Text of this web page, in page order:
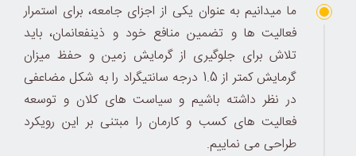
ما میدانیم به عنوان یکی از اجزای جامعه، برای استمرار
فعالیت ها و تضمین منافع خود و ذینفعانمان، باید
تلاش برای جلوگیری از گرمایش زمین و حفظ میزان
گرمایش کمتر از 1.5 درجه سانتیگراد را به شکل مضاعفی
در نظر داشته باشیم و سیاست های کلان و توسعه
فعالیت های کسب و کارمان را مبتنی بر این رویکرد
طراحی می نماییم.